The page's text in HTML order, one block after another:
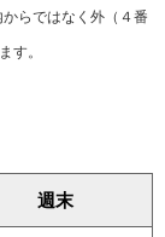
らではなく外（４番
す。
週末